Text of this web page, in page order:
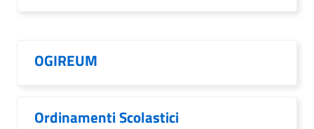
OGIREUM
Ordinamenti Scolastici